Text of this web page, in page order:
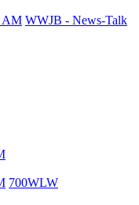
AM WWJB - News-Talk
700WLW